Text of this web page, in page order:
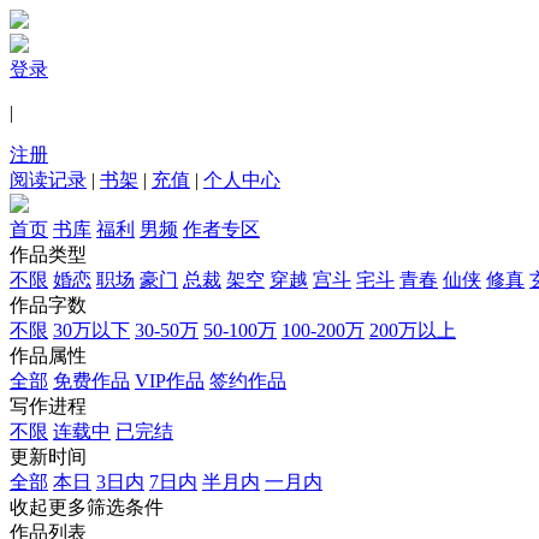
登录
|
注册
阅读记录 | 书架 | 充值 | 个人中心
首页 书库 福利 男频 作者专区
作品类型
不限 婚恋 职场 豪门 总裁 架空 穿越 宫斗 宅斗 青春 仙侠 修真
作品字数
不限 30万以下 30-50万 50-100万 100-200万 200万以上
作品属性
全部 免费作品 VIP作品 签约作品
写作进程
不限 连载中 已完结
更新时间
全部 本日 3日内 7日内 半月内 一月内
收起更多筛选条件
作品列表